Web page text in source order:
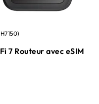
7 Routeur avec eSIM